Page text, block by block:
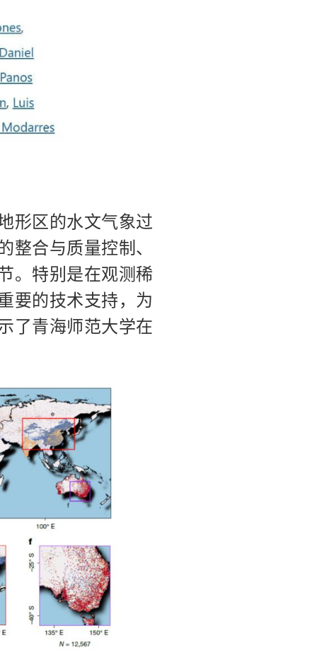
形区的水文气象过
整合与质量控制、
。特别是在观测稀
要的技术支持，为
了青海师范大学在